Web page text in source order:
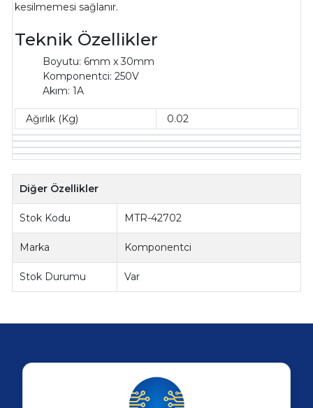
kesilmemesi sağlanır.
Teknik Özellikler
Boyutu: 6mm x 30mm
Komponentci: 250V
Akım: 1A
Ağırlık (Kg) 0.02
Diğer Özellikler
Stok Kodu MTR-42702
Marka Komponentci
Stok Durumu Var